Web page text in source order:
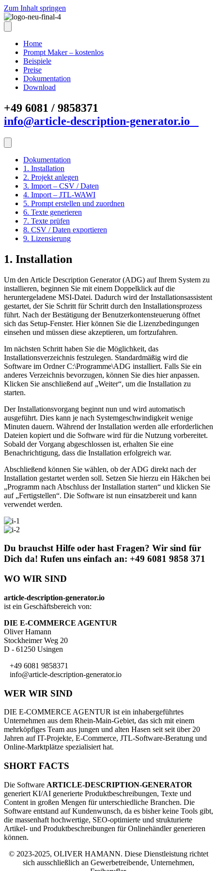
Zum Inhalt springen
Home
Prompt Maker – kostenlos
Beispiele
Preise
Dokumentation
Download
+49 6081 / 9858371
info@article-description-generator.io
Dokumentation
1. Installation
2. Projekt anlegen
3. Import – CSV / Daten
4. Import – JTL-WAWI
5. Prompt erstellen und zuordnen
6. Texte generieren
7. Texte prüfen
8. CSV / Daten exportieren
9. Lizensierung
1. Installation
Um den Article Description Generator (ADG) auf Ihrem System zu
installieren, beginnen Sie mit einem Doppelklick auf die
heruntergeladene MSI-Datei. Dadurch wird der Installationsassistent
gestartet, der Sie Schritt für Schritt durch den Installationsprozess
führt. Nach der Bestätigung der Benutzerkontensteuerung öffnet
sich das Setup-Fenster. Hier können Sie die Lizenzbedingungen
einsehen und müssen diese akzeptieren, um fortzufahren.
Im nächsten Schritt haben Sie die Möglichkeit, das
Installationsverzeichnis festzulegen. Standardmäßig wird die
Software im Ordner C:\Programme\ADG installiert. Falls Sie ein
anderes Verzeichnis bevorzugen, können Sie dies hier anpassen.
Klicken Sie anschließend auf „Weiter“, um die Installation zu
starten.
Der Installationsvorgang beginnt nun und wird automatisch
ausgeführt. Dies kann je nach Systemgeschwindigkeit wenige
Minuten dauern. Während der Installation werden alle erforderlichen
Dateien kopiert und die Software wird für die Nutzung vorbereitet.
Sobald der Vorgang abgeschlossen ist, erhalten Sie eine
Benachrichtigung, dass die Installation erfolgreich war.
Abschließend können Sie wählen, ob der ADG direkt nach der
Installation gestartet werden soll. Setzen Sie hierzu ein Häkchen bei
„Programm nach Abschluss der Installation starten“ und klicken Sie
auf „Fertigstellen“. Die Software ist nun einsatzbereit und kann
verwendet werden.
Du brauchst Hilfe oder hast Fragen? Wir sind für
Dich da! Rufen uns einfach an: +49 6081 9858 371
WO WIR SIND
article-description-generator.io
ist ein Geschäftsbereich von:
DIE E-COMMERCE AGENTUR
Oliver Hamann
Stockheimer Weg 20
D - 61250 Usingen
+49 6081 9858371
info@article-description-generator.io
WER WIR SIND
DIE E-COMMERCE AGENTUR ist ein inhabergeführtes
Unternehmen aus dem Rhein-Main-Gebiet, das sich mit einem
mehrköpfiges Team aus jungen und alten Hasen seit seit über 20
Jahren auf IT-Projekte, E-Commerce, JTL-Software-Beratung und
Online-Marktplätze spezialisiert hat.
SHORT FACTS
Die Software ARTICLE-DESCRIPTION-GENERATOR
generiert KI/AI generierte Produktbeschreibungen, Texte und
Content in großen Mengen für unterschiedliche Branchen. Die
Software entstand auf Kundenwunsch, da es bisher keine Tools gibt,
die massenhaft hochwertige, SEO-optimierte und strukturierte
Artikel- und Produktbeschreibungen für Onlinehändler generieren
können.
© 2023-2025, OLIVER HAMANN. Diese Dienstleistung richtet
sich ausschließlich an Gewerbetreibende, Unternehmen,